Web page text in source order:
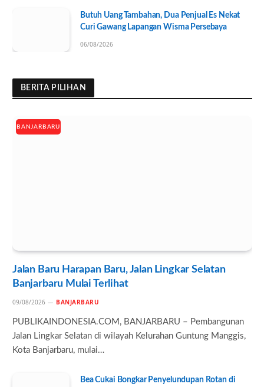
Butuh Uang Tambahan, Dua Penjual Es Nekat
Curi Gawang Lapangan Wisma Persebaya
06/08/2026
BERITA PILIHAN
BANJARBARU
Jalan Baru Harapan Baru, Jalan Lingkar Selatan
Banjarbaru Mulai Terlihat
09/08/2026 BANJARBARU
PUBLIKAINDONESIA.COM, BANJARBARU – Pembangunan
Jalan Lingkar Selatan di wilayah Kelurahan Guntung Manggis,
Kota Banjarbaru, mulai…
Bea Cukai Bongkar Penyelundupan Rotan di